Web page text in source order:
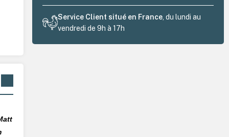
Service Client situé en France , du lundi au
vendredi de 9h à 17h